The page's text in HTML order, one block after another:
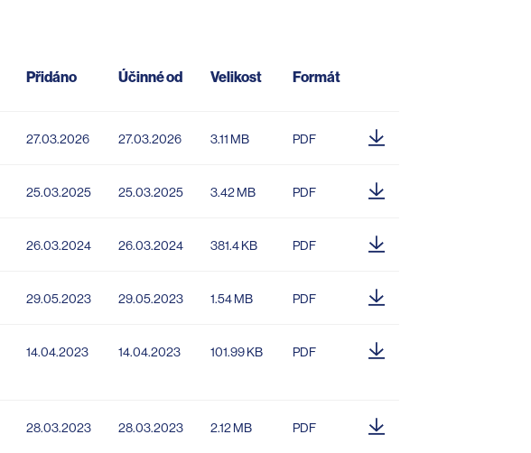
Přidáno Účinné od Velikost Formát
27.03.2026 27.03.2026 3.11 MB PDF
25.03.2025 25.03.2025 3.42 MB PDF
26.03.2024 26.03.2024 381.4 KB PDF
29.05.2023 29.05.2023 1.54 MB PDF
14.04.2023 14.04.2023 101.99 KB PDF
28.03.2023 28.03.2023 2.12 MB PDF